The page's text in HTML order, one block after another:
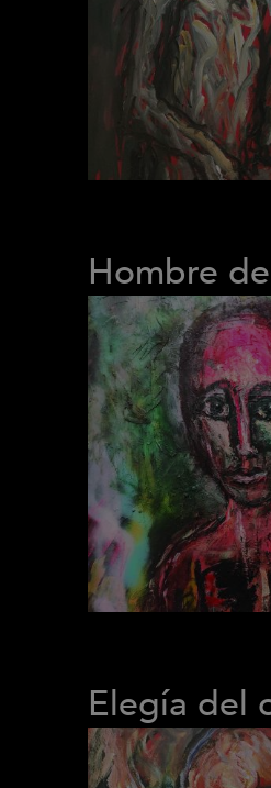
Hombre
Elegía del